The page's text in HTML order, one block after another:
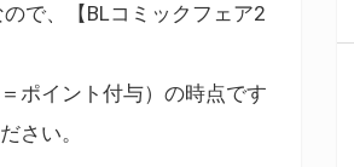
で、【BLコミックフェア2
ポイント付与）の時点です
さい。